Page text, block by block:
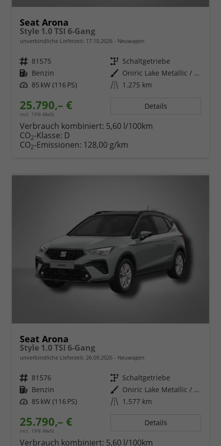
Seat Arona
Style 1.0 TSI 6-Gang
unverbindliche Lieferzeit: 17.10.2026 Neuwagen
Fahrzeugnr. 81575 Getriebe Schaltgetriebe
Kraftstoff Benzin Außenfarbe
Oniric Lake Metallic / Dach in Midnight Schwarz Metallic
Leistung 85 kW (116 PS) Kilometerstand 1.275 km
25.790,– €
incl. 19% MwSt.
Details
Verbrauch kombiniert: 5,60 l/100km
CO2-Klasse: D
CO2-Emissionen: 128,00 g/km
Seat Arona
Style 1.0 TSI 6-Gang
unverbindliche Lieferzeit: 26.09.2026 Neuwagen
Fahrzeugnr. 81576 Getriebe Schaltgetriebe
Kraftstoff Benzin Außenfarbe
Oniric Lake Metallic / Dach in Midnight Schwarz Metallic
Leistung 85 kW (116 PS) Kilometerstand 1.577 km
25.790,– €
incl. 19% MwSt.
Details
Verbrauch kombiniert: 5,60 l/100km